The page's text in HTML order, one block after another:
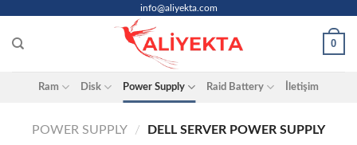
content
info@aliyekta.com
0
Ram Disk Power Supply Raid Battery İletişim
POWER SUPPLY / DELL SERVER POWER SUPPLY